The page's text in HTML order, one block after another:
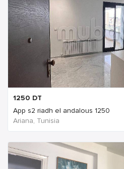
1250 DT
App s2 riadh el andalous 1250
Ariana, Tunisia